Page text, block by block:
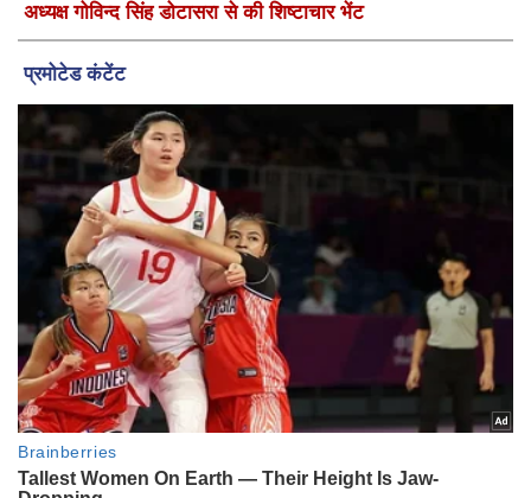
अध्यक्ष गोविन्द सिंह डोटासरा से की शिष्टाचार भेंट